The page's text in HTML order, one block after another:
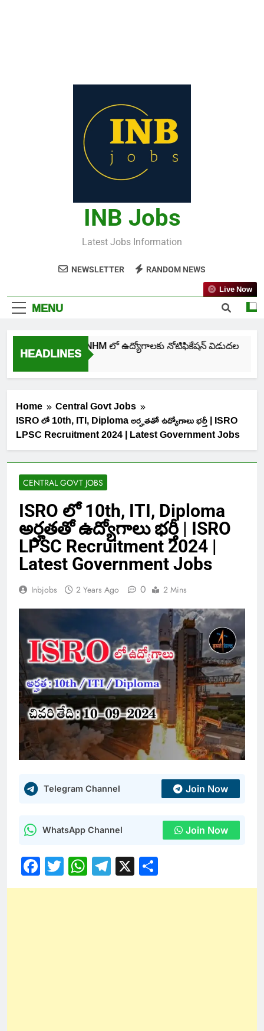
INB Jobs
Latest Jobs Information
NEWSLETTER RANDOM NEWS
MENU
Live Now
HEADLINES
తెలంగాణ NHM లో ఉద్యోగాలకు నోటిఫికేషన్ విడుదల
Home
Central Govt Jobs
ISRO లో 10th, ITI, Diploma అర్హతతో ఉద్యోగాలు భర్తీ | ISRO
LPSC Recruitment 2024 | Latest Government Jobs
CENTRAL GOVT JOBS
ISRO లో 10th, ITI, Diploma
అర్హతతో ఉద్యోగాలు భర్తీ | ISRO
LPSC Recruitment 2024 |
Latest Government Jobs
Inbjobs 2 Years Ago 0 2 Mins
Telegram Channel Join Now
WhatsApp Channel Join Now
Facebook
Twitter
WhatsApp
Telegram
X